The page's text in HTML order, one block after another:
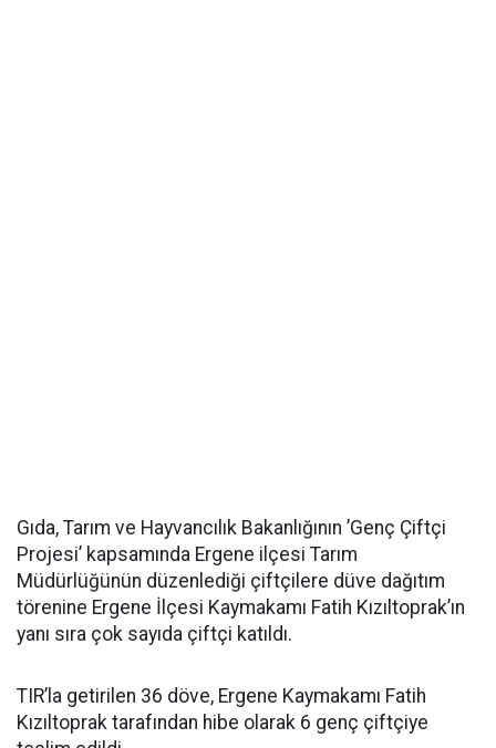
Gıda, Tarım ve Hayvancılık Bakanlığının ’Genç Çiftçi
Projesi’ kapsamında Ergene ilçesi Tarım
Müdürlüğünün düzenlediği çiftçilere düve dağıtım
törenine Ergene İlçesi Kaymakamı Fatih Kızıltoprak’ın
yanı sıra çok sayıda çiftçi katıldı.
TIR’la getirilen 36 döve, Ergene Kaymakamı Fatih
Kızıltoprak tarafından hibe olarak 6 genç çiftçiye